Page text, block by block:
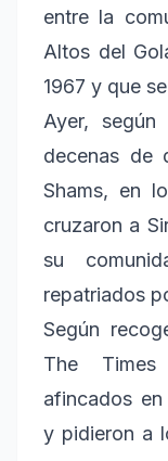
entre la
Altos del
1967 y que
Ayer,
decenas de
Shams, en
cruzaron a
su
repatriados
Según
The
afincados
y pidieron a